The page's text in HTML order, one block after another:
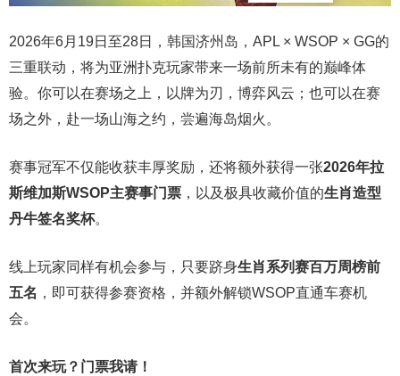
2026年6月19日至28日，韩国济州岛，APL × WSOP × GG的
三重联动，将为亚洲扑克玩家带来一场前所未有的巅峰体
验。 你可以在赛场之上，以牌为刃，博弈风云；也可以在赛
场之外，赴一场山海之约，尝遍海岛烟火。
赛事冠军不仅能收获丰厚奖励，还将额外获得一张2026年拉
斯维加斯WSOP主赛事门票 ，以及极具收藏价值的生肖造型
丹牛签名奖杯。
线上玩家同样有机会参与，只要跻身生肖系列赛百万周榜前
五名 ，即可获得参赛资格，并额外解锁WSOP直通车赛机
会。
首次来玩？门票我请！